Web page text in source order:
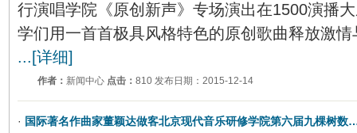
行演唱学院《原创新声》专场演出在1500演播
学们用一首首极具风格特色的原创歌曲释放激
...[详细]
作者： 新闻中心 点击： 810 发布日期：2015-12-14
· 国际著名作曲家董颖达做客北京现代音乐研修学院第六届九棵树数